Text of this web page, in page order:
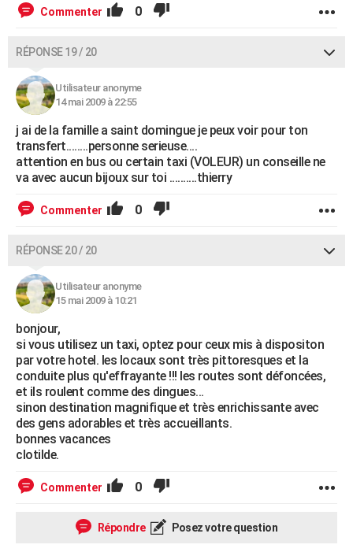
Commenter 0
RÉPONSE 19 / 20
Utilisateur anonyme
14 mai 2009 à 22:55
j ai de la famille a saint domingue je peux voir pour ton
transfert........personne serieuse....
attention en bus ou certain taxi (VOLEUR) un conseille ne
va avec aucun bijoux sur toi ..........thierry
Commenter 0
RÉPONSE 20 / 20
Utilisateur anonyme
15 mai 2009 à 10:21
bonjour,
si vous utilisez un taxi, optez pour ceux mis à dispositon
par votre hotel. les locaux sont très pittoresques et la
conduite plus qu'effrayante !!! les routes sont défoncées,
et ils roulent comme des dingues...
sinon destination magnifique et très enrichissante avec
des gens adorables et très accueillants.
bonnes vacances
clotilde.
Commenter 0
Répondre Posez votre question